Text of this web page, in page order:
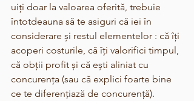
uiți doar la valoarea oferită, trebuie
întotdeauna să te asiguri că iei în
considerare și restul elementelor : că îți
acoperi costurile, că îți valorifici timpul,
că obții profit și că ești aliniat cu
concurența (sau că explici foarte bine
ce te diferențiază de concurență).